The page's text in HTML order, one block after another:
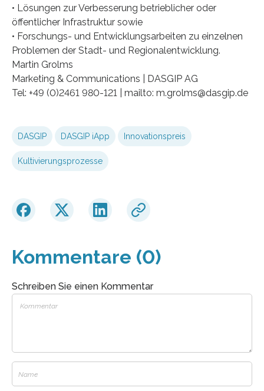
• Lösungen zur Verbesserung betrieblicher oder
öffentlicher Infrastruktur sowie
• Forschungs- und Entwicklungsarbeiten zu einzelnen
Problemen der Stadt- und Regionalentwicklung.
Martin Grolms
Marketing & Communications | DASGIP AG
Tel: +49 (0)2461 980-121 | mailto: m.grolms@dasgip.de
DASGIP DASGIP iApp Innovationspreis
Kultivierungsprozesse
Kommentare (0)
Schreiben Sie einen Kommentar